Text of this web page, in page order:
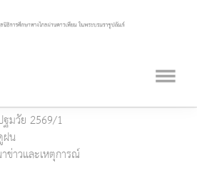
มวัย 2569/1
ฝน
ข่าวและเหตุการณ์